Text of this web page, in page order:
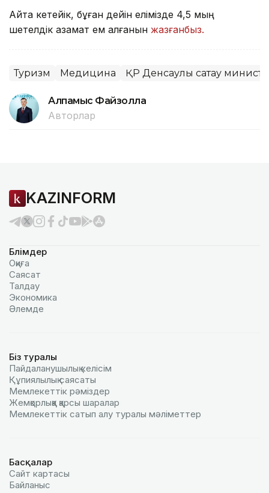
Айта кетейік, бұған дейін елімізде 4,5 мың
шетелдік азамат ем алғанын жазғанбыз.
Туризм Медицина ҚР Денсаулық сақтау
Алпамыс Файзолла
Авторлар
KAZINFORM
Бөлімдер
Оқиға
Саясат
Талдау
Экономика
Әлемде
Біз туралы
Пайдаланушылық келiciм
Құпиялылық саясаты
Мемлекеттік рәміздер
Жемқорлыққа қарсы шаралар
Мемлекеттік сатып алу туралы мәлiметтер
Басқалар
Сайт картасы
Байланыс